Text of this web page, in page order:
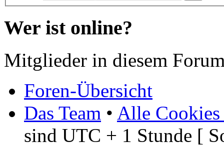
Wer ist online?
Mitglieder in diesem
Foren-Übersicht
Das Team • Alle Cookies
sind UTC + 1 Stunde [